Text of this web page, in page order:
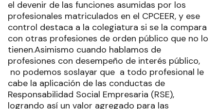
el devenir de las funciones asumidas por los
profesionales matriculados en el CPCEER, y ese
control destaca a la colegiatura si se la compara
con otras profesiones de orden público que no lo
tienen.Asimismo cuando hablamos de
profesiones con desempeño de interés público,
no podemos soslayar que a todo profesional le
cabe la aplicación de las conductas de
Responsabilidad Social Empresaria (RSE),
logrando así un valor agregado para las